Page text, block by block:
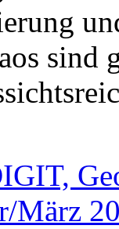
sind
März